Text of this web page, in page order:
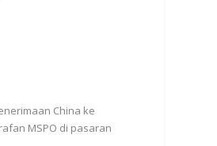
China ke
MSPO di pasaran